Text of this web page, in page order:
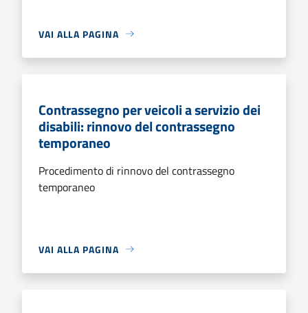
VAI ALLA PAGINA
Contrassegno per veicoli a servizio dei
disabili: rinnovo del contrassegno
temporaneo
Procedimento di rinnovo del contrassegno
temporaneo
VAI ALLA PAGINA